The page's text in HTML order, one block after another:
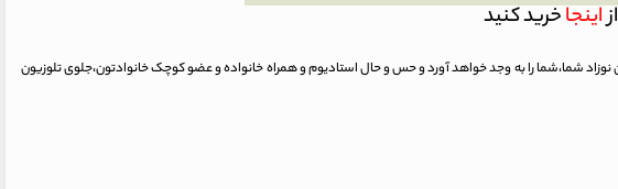
اینجاخرید کنید
شما،شما را به وجد خواهد آورد و حس و حال استادیوم و همراه خانواده و عضو کوچک خانوادتون،جلوی تلوزیون